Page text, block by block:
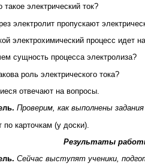
такое электрический ток?
электролит пропускают
электрохимический процесс идет
сущность процесса электролиза?
роль электрического тока?
отвечают на вопросы.
Проверим, как выполнены
по карточкам (у доски).
Результаты
Сейчас выступят ученики,